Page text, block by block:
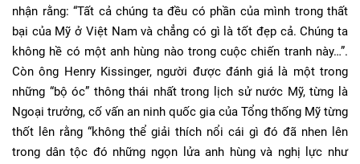
nhận rằng: “Tất cả chúng ta đều có phần của mình trong thất
bại của Mỹ ở Việt Nam và chẳng có gì là tốt đẹp cả. Chúng ta
không hề có một anh hùng nào trong cuộc chiến tranh này…”.
Còn ông Henry Kissinger, người được đánh giá là một trong
những “bộ óc” thông thái nhất trong lịch sử nước Mỹ, từng là
Ngoại trưởng, cố vấn an ninh quốc gia của Tổng thống Mỹ từng
thốt lên rằng “không thể giải thích nổi cái gì đó đã nhen lên
trong dân tộc đó những ngọn lửa anh hùng và nghị lực như